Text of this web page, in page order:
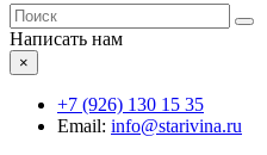
Написать нам
×
+7 (926) 130 15 35
Email: info@starivina.ru